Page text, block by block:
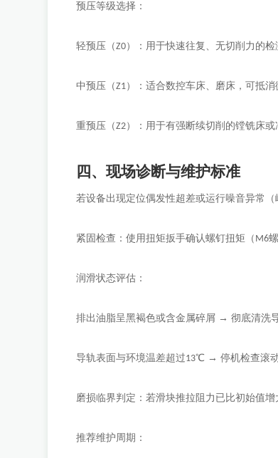
预压等级选择：
轻预压（Z0）：用于快速往复、无切削力的检
中预压（Z1）：适合数控车床、磨床，可抵消
重预压（Z2）：用于有强断续切削的镗铣床或
四、现场诊断与维护标准
若设备出现定位偶发性超差或运行噪音异常（
紧固检查：使用扭矩扳手确认螺钉扭矩（ M6
润滑状态评估：
排出油脂呈黑褐色或含金属碎屑 → 彻底清洗
导轨表面与环境温差超过13℃ → 停机检查滚动
磨损临界判定：若滑块推拉阻力已比初始值增
推荐维护周期：